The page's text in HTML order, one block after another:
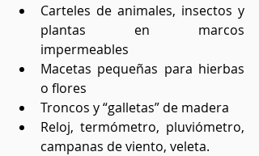
Carteles de animales, insectos y
plantas en marcos
impermeables
Macetas pequeñas para hierbas
o flores
Troncos y “galletas” de madera
Reloj, termómetro, pluviómetro,
campanas de viento, veleta.